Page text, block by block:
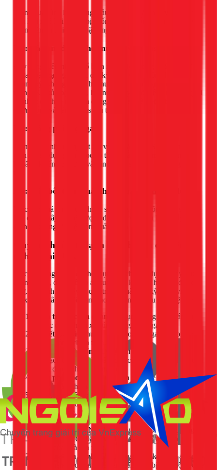
Trong quá trình hoạt động, dầu bôi trơn máy nén và các mạt
kim loại nhỏ li ti có thể bị cuốn vào hệ thống, tích tụ và gây
tắc nghẽn tại phin lọc hoặc ống mao.
H3: Tắc ẩm do lẫn hơi nước trong gas
Đây là nguyên nhân phổ biến nhất. Nếu trong quá trình sửa
chữa hoặc nạp gas trước đó, kỹ thuật viên không hút chân
không kỹ, không khí và hơi nước sẽ còn sót lại trong hệ
thống. Khi tủ hoạt động, hơi nước này sẽ đi đến ống mao (nơi
có nhiệt độ thấp nhất) và đóng băng lại thành đá, bịt kín
đường ống và cản trở gas lưu thông.
H3: Hỏng phin lọc gas
Phin lọc có nhiệm vụ hút ẩm và lọc cặn bẩn. Sau một thời
gian dài sử dụng, phin lọc có thể bị bão hòa, mất khả năng
hút ẩm, khiến hơi nước và cặn bẩn đi sâu vào hệ thống gây
H3: Dầu bôi trơn quá nhiều hoặc kém chất lượng
Việc nạp quá nhiều dầu hoặc sử dụng dầu không đúng chủng
loại có thể gây ra hiện tượng dầu tràn vào dàn lạnh, gây bết
dính và tắc nghẽn hệ thống tuần hoàn gas.
Quy trình sửa tủ lạnh bị nghẹt ga chuyên
nghiệp tại 1Fix
Việc xử lý nghẹt ga đòi hỏi dụng cụ chuyên dụng (máy hút
chân không, đồng hồ đo áp suất, kìm kẹp, bộ hàn gió đá, khí
nitơ, gas lạnh...). Đây là quy trình chuẩn mà kỹ thuật viên
1Fix luôn tuân thủ để đảm bảo an toàn và hiệu quả triệt để:
Kiểm tra và chẩn đoán:
Sử dụng đồng hồ đo áp suất
để xác định chính xác tình trạng nghẹt ga.
Xả hết gas cũ:
Thu hồi và xả toàn bộ gas cũ trong hệ
thống một cách an toàn.
Thông tắc hệ thống:
Dùng khí nitơ với áp suất cao để
thổi sạch toàn bộ cặn bẩn, dầu cũ và hơi ẩm ra khỏi dàn
nóng, dàn lạnh và đường ống.
Thay phin lọc mới:
Luôn luôn thay thế phin lọc mới
để đảm bảo khả năng lọc cặn và hút ẩm tốt nhất.
Hút chân không:
Sử dụng máy hút chân không
chuyên dụng để rút toàn bộ không khí và hơi ẩm ra
khỏi hệ thống. Đây là bước quan trọng nhất để chống
tắc ẩm tái phát.
Nạp lại gas mới:Nạp lại lượng gas mới đúng chủng
loại (R134a, R600a...) và đúng định lượng theo tiêu
chuẩn của nhà sản xuất.
Kiểm tra vận hành:
Cho tủ chạy thử, kiểm tra áp suất,
dòng điện và độ lạnh để đảm bảo thiết bị hoạt động ổn